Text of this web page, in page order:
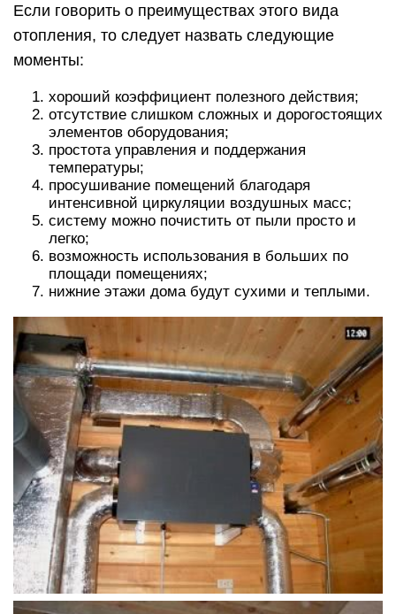
Если говорить о преимуществах этого вида
отопления, то следует назвать следующие
моменты:
хороший коэффициент полезного действия;
отсутствие слишком сложных и дорогостоящих
элементов оборудования;
простота управления и поддержания
температуры;
просушивание помещений благодаря
интенсивной циркуляции воздушных масс;
систему можно почистить от пыли просто и
легко;
возможность использования в больших по
площади помещениях;
нижние этажи дома будут сухими и теплыми.